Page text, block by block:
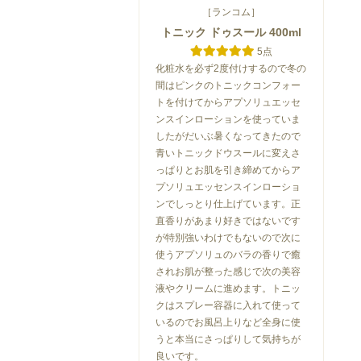
［ランコム］
トニック ドゥスール 400ml
5点
化粧水を必ず2度付けするので冬の
間はピンクのトニックコンフォー
トを付けてからアプソリュエッセ
ンスインローションを使っていま
したがだいぶ暑くなってきたので
青いトニックドウスールに変えさ
っぱりとお肌を引き締めてからア
プソリュエッセンスインローショ
ンでしっとり仕上げています。正
直香りがあまり好きではないです
が特別強いわけでもないので次に
使うアプソリュのバラの香りで癒
されお肌が整った感じで次の美容
液やクリームに進めます。トニッ
クはスプレー容器に入れて使って
いるのでお風呂上りなど全身に使
うと本当にさっぱりして気持ちが
良いです。